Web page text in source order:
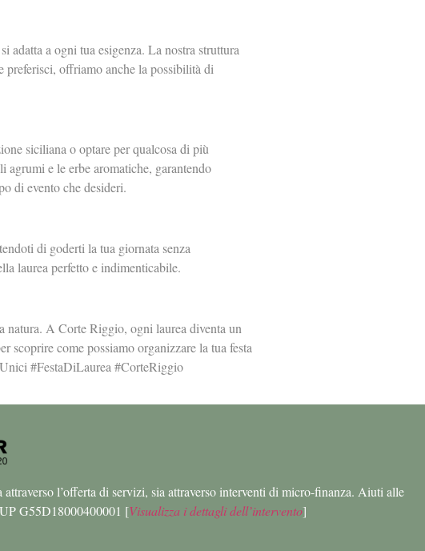
adatta a ogni tua esigenza. La nostra struttura
preferisci, offriamo anche la possibilità di
siciliana o optare per qualcosa di più
e le erbe aromatiche, garantendo
di evento che desideri.
di goderti la tua giornata senza
laurea perfetto e indimenticabile.
natura. A Corte Riggio, ogni laurea diventa un
scoprire come possiamo organizzare la tua festa
#FestaDiLaurea #CorteRiggio
l’offerta di servizi, sia attraverso interventi di micro-finanza. Aiuti alle
G55D18000400001 [Visualizza i dettagli dell’intervento]